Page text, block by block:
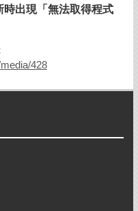
出現「無法取得程式
428